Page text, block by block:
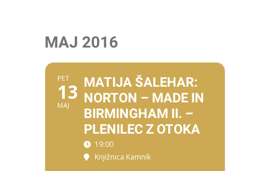
MAJ 2016
PET
13
MAJ
MATIJA ŠALEHAR:
NORTON – MADE IN
BIRMINGHAM II. –
PLENILEC Z OTOKA
19:00
Knjižnica Kamnik